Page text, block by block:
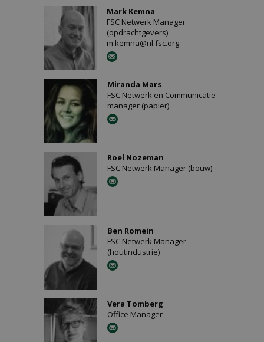
Mark Kemna
FSC Netwerk Manager
(opdrachtgevers)
m.kemna@nl.fsc.org
Miranda Mars
FSC Netwerk en Communicatie
manager (papier)
Roel Nozeman
FSC Netwerk Manager (bouw)
Ben Romein
FSC Netwerk Manager
(houtindustrie)
Vera Tomberg
Office Manager